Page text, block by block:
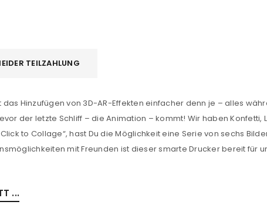
REGISTRIEREN
TEILZAHLUNG
das Hinzufügen von 3D-AR-Effekten einfacher denn je – alles
der letzte Schliff – die Animation – kommt! Wir haben Konfetti,
to Collage“, hast Du die Möglichkeit eine Serie von sechs
mit Freunden ist dieser smarte Drucker bereit für
...